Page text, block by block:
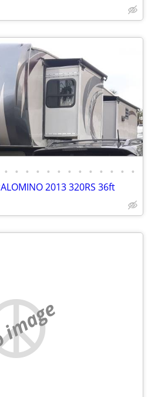
• • • • • • • • • • • • •
2013 320RS 36ft